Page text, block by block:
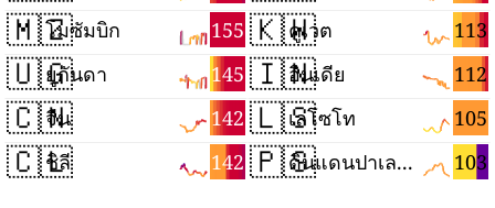
🇲🇿 155
โมซัมบิก
🇺🇬 145
ยูกันดา
🇨🇳 142
จีน
🇨🇱 142
ชิลี
🇰🇼 113
คูเวต
🇮🇳 112
อินเดีย
🇱🇸 105
เลโซโท
🇵🇸 103
ดินแดนปาเลสไตน์